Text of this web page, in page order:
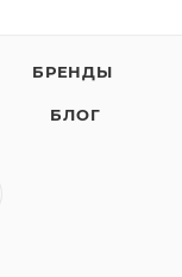
БРЕНДЫ
БЛОГ